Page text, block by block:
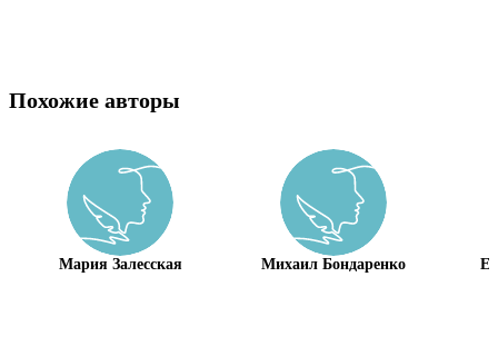
Похожие авторы
Мария Залесская Михаил Бондаренко